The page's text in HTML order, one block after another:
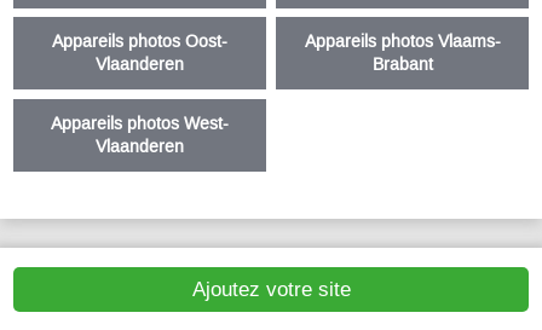
Appareils photos Oost-
Vlaanderen
Appareils photos Vlaams-
Brabant
Appareils photos West-
Vlaanderen
Ajoutez votre site